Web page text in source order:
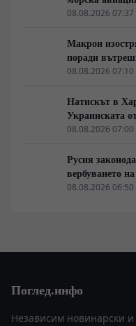
08.08.2026 07:37
Макрон
поради
позиции в
08.08.2026 07:10
Натискът в
Украинската
логистична
08.08.2026 07:00
Русия
вербуването
08.08.2026 06:50
Поглед.инфо
Независим новинарски и